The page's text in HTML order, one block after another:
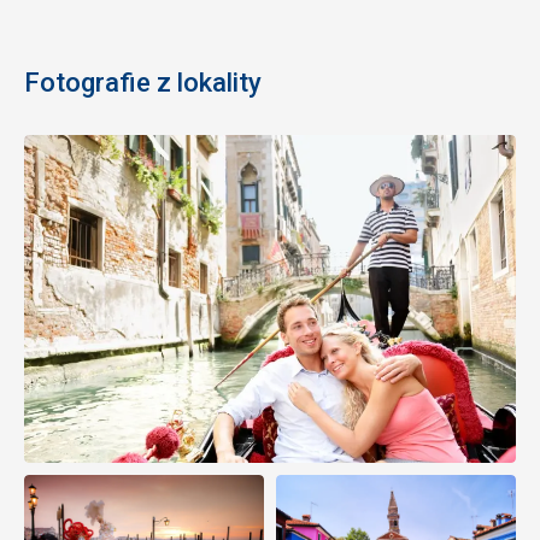
Fotografie z lokality